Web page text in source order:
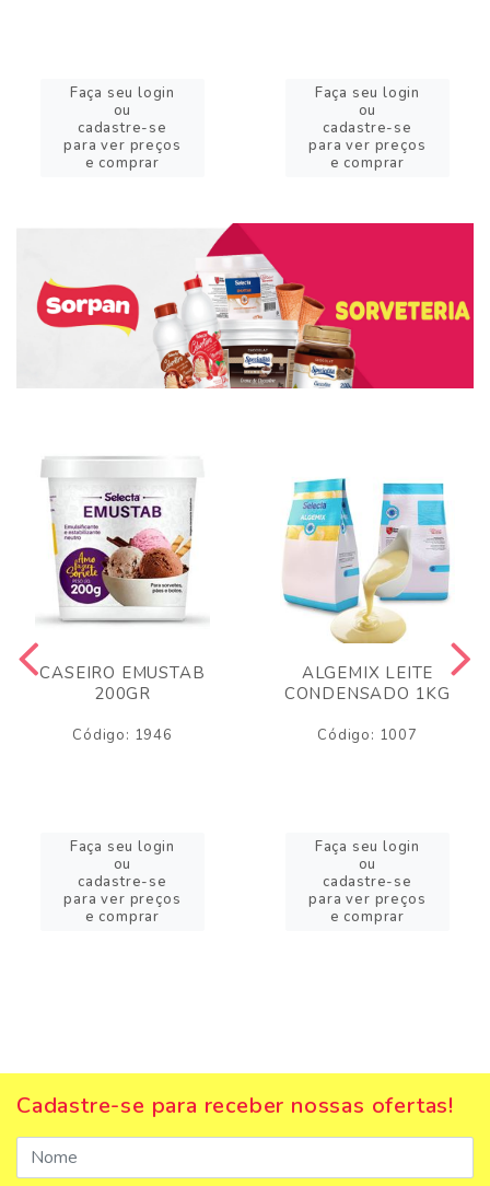
Faça seu login
ou
cadastre-se
para ver preços
e comprar
Faça seu login
ou
cadastre-se
para ver preços
e comprar
CASEIRO EMUSTAB
200GR
Código: 1946
Faça seu login
ou
cadastre-se
para ver preços
e comprar
ALGEMIX LEITE
CONDENSADO 1KG
Código: 1007
Faça seu login
ou
cadastre-se
para ver preços
e comprar
Cadastre-se para receber nossas ofertas!